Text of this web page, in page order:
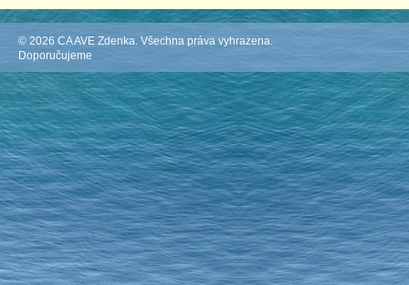
© 2026 CA AVE Zdenka. Všechna práva vyhrazena.
Doporučujeme